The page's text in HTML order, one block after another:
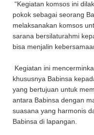
“Kegiatan komsos ini
pokok sebagai seorang
melaksanakan komsos
sarana bersilaturahmi
bisa menjalin
Kegiatan ini
khususnya Babinsa
yang bertujuan untuk
antara Babinsa dengan
suasana yang harmonis
Babinsa di lapangan.